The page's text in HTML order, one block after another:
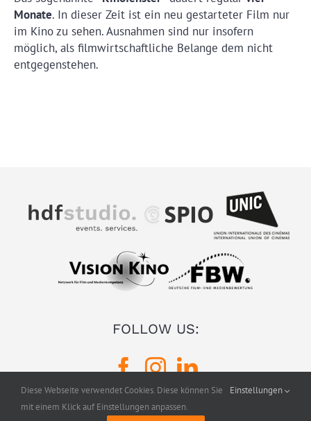
Monate. In dieser Zeit ist ein neu gestarteter Film nur
im Kino zu sehen. Ausnahmen sind nur insofern
möglich, als filmwirtschaftliche Belange dem nicht
entgegenstehen.
FOLLOW US:
Diese Webseite verwendet Cookies. Diese können Sie
mit einem Klick auf Einstellungen anpassen.
Einstellungen